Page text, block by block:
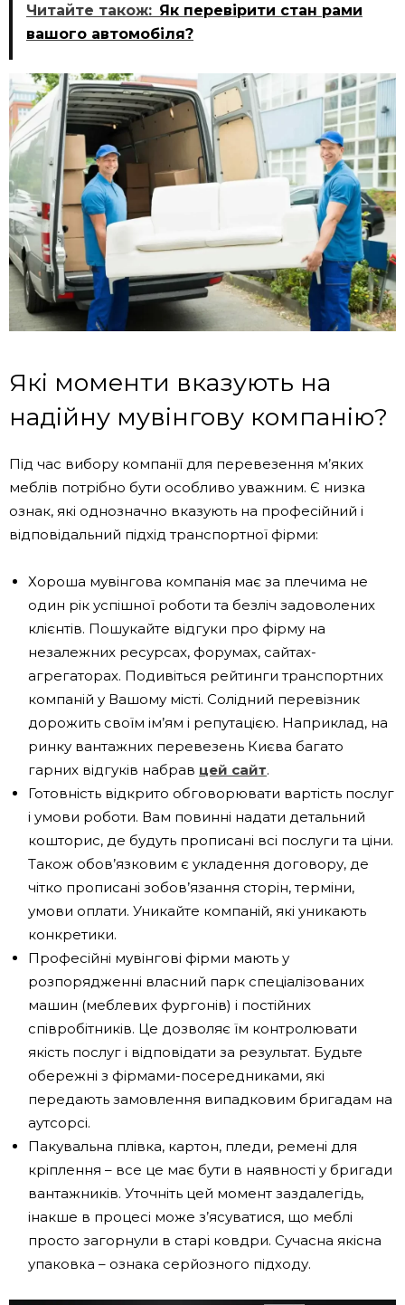
Читайте також: Як перевірити стан рами
вашого автомобіля?
Які моменти вказують на
надійну мувінгову компанію?
Під час вибору компанії для перевезення м’яких
меблів потрібно бути особливо уважним. Є низка
ознак, які однозначно вказують на професійний і
відповідальний підхід транспортної фірми:
Хороша мувінгова компанія має за плечима не
один рік успішної роботи та безліч задоволених
клієнтів. Пошукайте відгуки про фірму на
незалежних ресурсах, форумах, сайтах-
агрегаторах. Подивіться рейтинги транспортних
компаній у Вашому місті. Солідний перевізник
дорожить своїм ім’ям і репутацією. Наприклад, на
ринку вантажних перевезень Києва багато
гарних відгуків набрав цей сайт.
Готовність відкрито обговорювати вартість послуг
і умови роботи. Вам повинні надати детальний
кошторис, де будуть прописані всі послуги та ціни.
Також обов’язковим є укладення договору, де
чітко прописані зобов’язання сторін, терміни,
умови оплати. Уникайте компаній, які уникають
конкретики.
Професійні мувінгові фірми мають у
розпорядженні власний парк спеціалізованих
машин (меблевих фургонів) і постійних
співробітників. Це дозволяє їм контролювати
якість послуг і відповідати за результат. Будьте
обережні з фірмами-посередниками, які
передають замовлення випадковим бригадам на
аутсорсі.
Пакувальна плівка, картон, пледи, ремені для
кріплення – все це має бути в наявності у бригади
вантажників. Уточніть цей момент заздалегідь,
інакше в процесі може з’ясуватися, що меблі
просто загорнули в старі ковдри. Сучасна якісна
упаковка – ознака серйозного підходу.